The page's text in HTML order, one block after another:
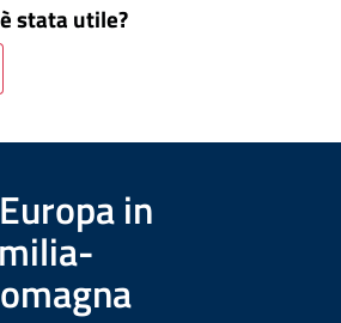
stata utile?
in